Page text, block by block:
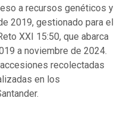
a recursos genéticos y
2019, gestionado para el
XXI 15:50, que abarca
a noviembre de 2024.
recolectadas
en los